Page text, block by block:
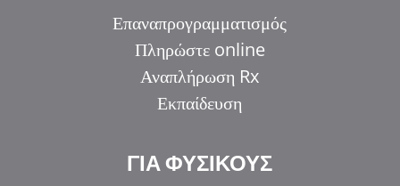
Επαναπρογραμματισμός
Πληρώστε online
Αναπλήρωση Rx
Εκπαίδευση
ΓΙΑ ΦΥΣΙΚΟΥΣ